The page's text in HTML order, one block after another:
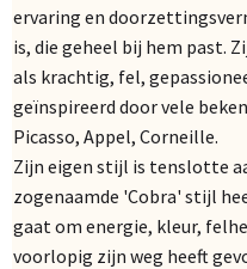
ervaring en
is, die geheel bij hem past.
als krachtig, fel,
geïnspireerd door vele
Picasso, Appel, Corneille.
Zijn eigen stijl is tenslotte
zogenaamde 'Cobra' stijl
gaat om energie, kleur,
voorlopig zijn weg heeft